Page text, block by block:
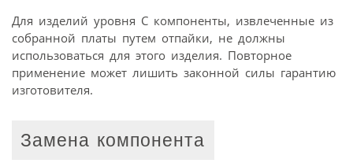
Для изделий уровня С компоненты, извлеченные из
собранной платы путем отпайки, не должны
использоваться для этого изделия. Повторное
применение может лишить законной силы гарантию
изготовителя.
Замена компонента